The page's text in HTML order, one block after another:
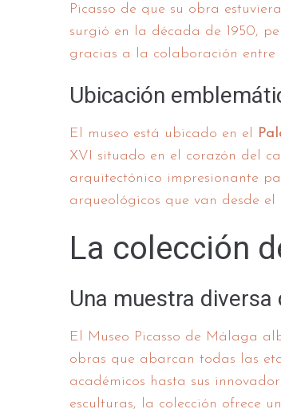
Picasso de que su obra
surgió en la década de 1950,
gracias a la colaboración
Ubicación
El museo está ubicado en el
XVI situado en el corazón del
arquitectónico impresionante
arqueológicos que van desde
La colección
Una muestra
El Museo Picasso de Málaga
obras que abarcan todas las
académicos hasta sus
esculturas, la colección ofrece